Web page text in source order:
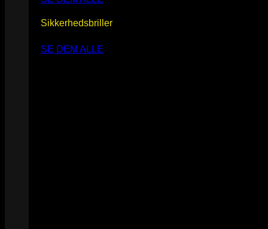
Sikkerhedsbriller
SE DEM ALLE